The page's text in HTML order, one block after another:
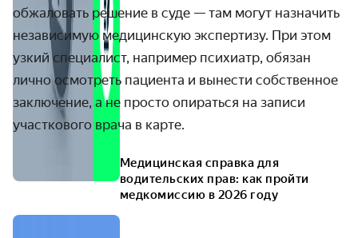
обжаловать решение в суде — там могут назначить
независимую медицинскую экспертизу. При этом
узкий специалист, например психиатр, обязан
лично осмотреть пациента и вынести собственное
заключение, а не просто опираться на записи
участкового врача в карте.
Медицинская справка для
водительских прав: как пройти
медкомиссию в 2026 году